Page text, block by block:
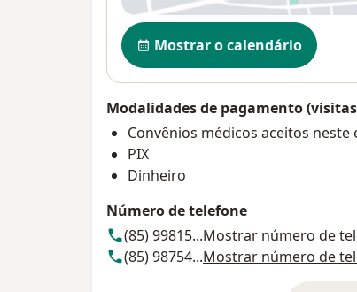
Disponibilidade
Mostrar o calendário
Modalidades de pagamento
Convênios médicos aceitos neste
PIX
Dinheiro
Número de telefone
(85) 99815...Mostrar número de
(85) 98754...Mostrar número de